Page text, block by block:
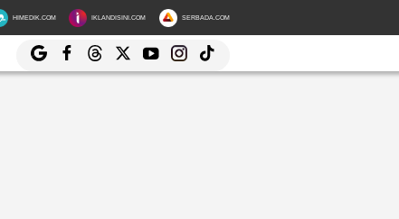
HIMEDIK.COM IKLANDISINI.COM SERBADA.COM